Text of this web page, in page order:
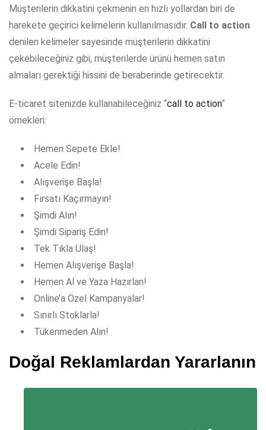
Müşterilerin dikkatini çekmenin en hızlı yollardan biri de
harekete geçirici kelimelerin kullanılmasıdır. Call to action
denilen kelimeler sayesinde müşterilerin dikkatini
çekebileceğiniz gibi, müşterilerde ürünü hemen satın
almaları gerektiği hissini de beraberinde getirecektir.
E-ticaret sitenizde kullanabileceğiniz “call to action”
örnekleri:
Hemen Sepete Ekle!
Acele Edin!
Alışverişe Başla!
Fırsatı Kaçırmayın!
Şimdi Alın!
Şimdi Sipariş Edin!
Tek Tıkla Ulaş!
Hemen Alışverişe Başla!
Hemen Al ve Yaza Hazırlan!
Online’a Özel Kampanyalar!
Sınırlı Stoklarla!
Tükenmeden Alın!
Doğal Reklamlardan Yararlanın